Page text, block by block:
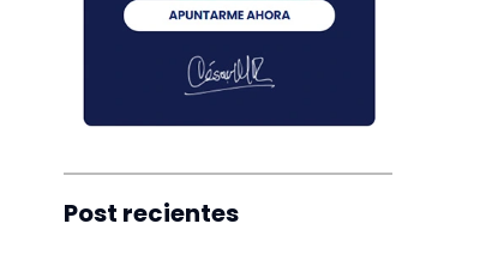
Post recientes